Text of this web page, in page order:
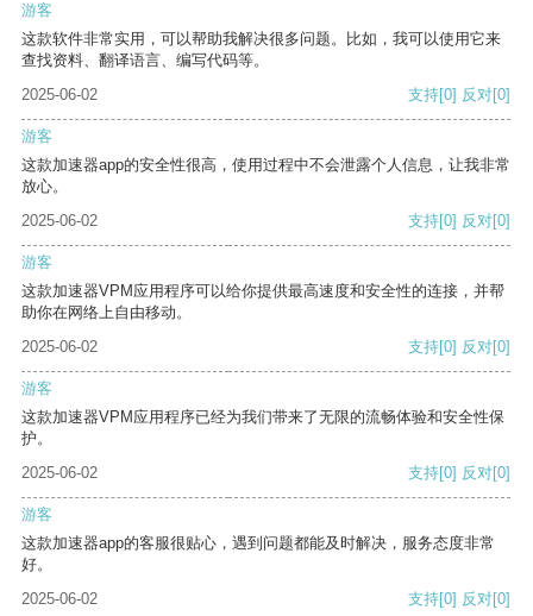
游客
这款软件非常实用，可以帮助我解决很多问题。比如，我可以使用它来
查找资料、翻译语言、编写代码等。
2025-06-02
支持[0] 反对[0]
游客
这款加速器app的安全性很高，使用过程中不会泄露个人信息，让我非常
放心。
2025-06-02
支持[0] 反对[0]
游客
这款加速器VPM应用程序可以给你提供最高速度和安全性的连接，并帮
助你在网络上自由移动。
2025-06-02
支持[0] 反对[0]
游客
这款加速器VPM应用程序已经为我们带来了无限的流畅体验和安全性保
护。
2025-06-02
支持[0] 反对[0]
游客
这款加速器app的客服很贴心，遇到问题都能及时解决，服务态度非常
好。
2025-06-02
支持[0] 反对[0]